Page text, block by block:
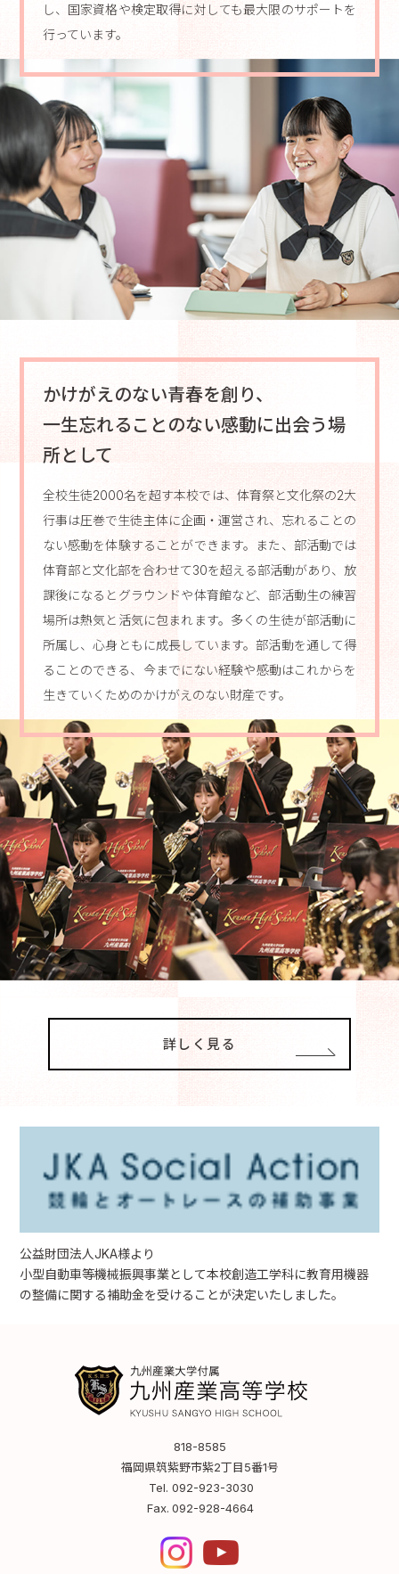
し、国家資格や検定取得に対しても最大限のサポートを
行っています。
かけがえのない青春を創り、
一生忘れることのない感動に出会う場
所として
全校生徒2000名を超す本校では、体育祭と文化祭の2大
行事は圧巻で生徒主体に企画・運営され、忘れることの
ない感動を体験することができます。また、部活動では
体育部と文化部を合わせて30を超える部活動があり、放
課後になるとグラウンドや体育館など、部活動生の練習
場所は熱気と活気に包まれます。多くの生徒が部活動に
所属し、心身ともに成長しています。部活動を通して得
ることのできる、今までにない経験や感動はこれからを
生きていくためのかけがえのない財産です。
詳しく見る
公益財団法人JKA様より
小型自動車等機械振興事業として本校創造工学科に教育用機器
の整備に関する補助金を受けることが決定いたしました。
818-8585
福岡県筑紫野市紫2丁目5番1号
Tel. 092-923-3030
Fax. 092-928-4664